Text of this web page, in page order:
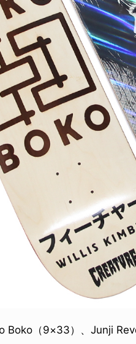
NEWS
TOBY RYAN - PRO FOR
2026.08.08
Boko（9×33）、Junji